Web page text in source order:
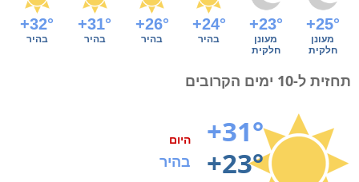
+25°
+23°
+24°
+26°
+31°
+32°
מעונן
חלקית
מעונן
חלקית
בהיר בהיר בהיר בהיר
תחזית ל-10 ימים הקרובים
+31°
+23°
היום
בהיר